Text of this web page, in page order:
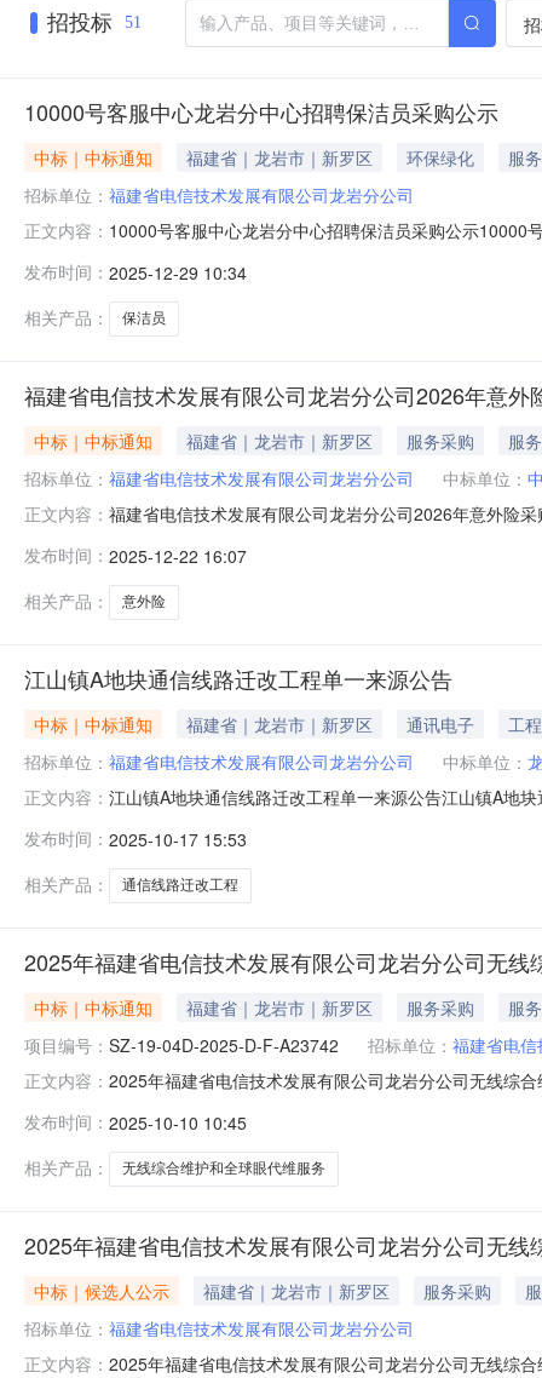
招投标 51
10000号客服中心龙岩分中心招聘保洁员采购公示
中标｜中标通知 福建省｜龙岩市｜新罗区 环保绿化
服务
招标单位： 福建省电信技术发展有限公司龙岩分公司
正文内容： 10000号客服中心龙岩分中心招聘保洁员采购公示10000
年12月29日
发布时间： 2025-12-29 10:34
相关产品：
保洁员
福建省电信技术发展有限公司龙岩分公司2026年意外
中标｜中标通知 福建省｜龙岩市｜新罗区 服务采购
服务
招标单位： 福建省电信技术发展有限公司龙岩分公司 中标单位：
正文内容： 福建省电信技术发展有限公司龙岩分公司2026年意外险
限公司龙岩市中心支公司。2、中国人寿保险股份有限公
发布时间： 2025-12-22 16:07
相关产品：
意外险
江山镇A地块通信线路迁改工程单一来源公告
中标｜中标通知 福建省｜龙岩市｜新罗区 通讯电子
工程
招标单位： 福建省电信技术发展有限公司龙岩分公司 中标单位：
正文内容： 江山镇A地块通信线路迁改工程单一来源公告江山镇A地
采购单位：福建省电信技术发展有限公司龙岩分公司采
发布时间： 2025-10-17 15:53
相关产品：
通信线路迁改工程
2025年福建省电信技术发展有限公司龙岩分公司无
中标｜中标通知 福建省｜龙岩市｜新罗区 服务采购
服务
项目编号： SZ-19-04D-2025-D-F-A23742 招标单位： 福建省电
正文内容： 2025年福建省电信技术发展有限公司龙岩分公司无线综
号：SZ-19-04D-2025-D-F-A23742）询比文件载明的方
发布时间： 2025-10-10 10:45
相关产品：
无线综合维护和全球眼代维服务
2025年福建省电信技术发展有限公司龙岩分公司无
中标｜候选人公示 福建省｜龙岩市｜新罗区 服务采购
招标单位： 福建省电信技术发展有限公司龙岩分公司
正文内容： 2025年福建省电信技术发展有限公司龙岩分公司无线综